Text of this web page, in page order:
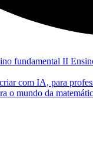
fundamental II
com IA, para
o mundo da